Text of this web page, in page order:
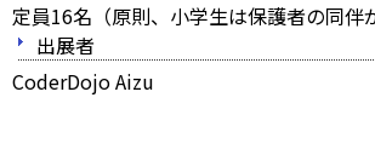
定員16名（原則、小学生は保護者の同伴
出展者
CoderDojo Aizu